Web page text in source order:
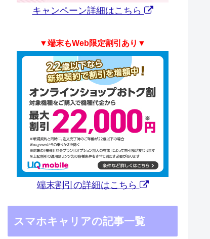
キャンペーン詳細はこちら
▼端末もWeb限定割引あり▼
端末割引の詳細はこちら
スマホキャリアの記事一覧